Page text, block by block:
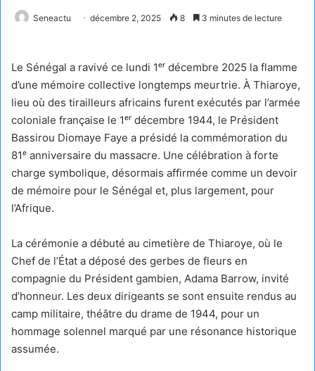
Seneactu décembre 2, 2025 8 3 minutes de lecture
Le Sénégal a ravivé ce lundi 1ᵉʳ décembre 2025 la flamme
d’une mémoire collective longtemps meurtrie. À Thiaroye,
lieu où des tirailleurs africains furent exécutés par l’armée
coloniale française le 1ᵉʳ décembre 1944, le Président
Bassirou Diomaye Faye a présidé la commémoration du
81ᵉ anniversaire du massacre. Une célébration à forte
charge symbolique, désormais affirmée comme un devoir
de mémoire pour le Sénégal et, plus largement, pour
l’Afrique.
La cérémonie a débuté au cimetière de Thiaroye, où le
Chef de l’État a déposé des gerbes de fleurs en
compagnie du Président gambien, Adama Barrow, invité
d’honneur. Les deux dirigeants se sont ensuite rendus au
camp militaire, théâtre du drame de 1944, pour un
hommage solennel marqué par une résonance historique
assumée.